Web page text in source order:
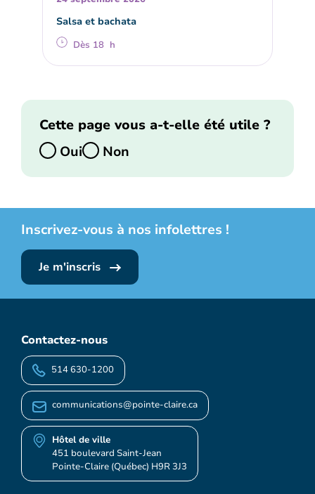
Salsa et bachata
Dès 18 h
Cette page vous a-t-elle été utile ?
Oui
Non
Inscrivez-vous à nos infolettres !
Je m'inscris
Contactez-nous
514 630-1200
communications@pointe-claire.ca
Hôtel de ville
451 boulevard Saint-Jean
Pointe-Claire (Québec) H9R 3J3